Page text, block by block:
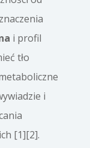
i profil
tło
i
[1][2].